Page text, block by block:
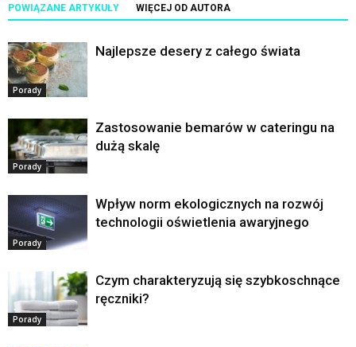
POWIĄZANE ARTYKUŁY WIĘCEJ OD AUTORA
Porady
Najlepsze desery z całego świata
Porady
Zastosowanie bemarów w cateringu na
dużą skalę
Porady
Wpływ norm ekologicznych na rozwój
technologii oświetlenia awaryjnego
Porady
Czym charakteryzują się szybkoschnące
ręczniki?